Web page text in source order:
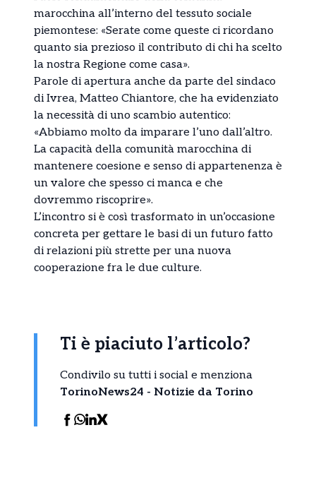
marocchina all’interno del tessuto sociale
piemontese: «Serate come queste ci ricordano
quanto sia prezioso il contributo di chi ha scelto
la nostra Regione come casa».
Parole di apertura anche da parte del sindaco
di Ivrea, Matteo Chiantore, che ha evidenziato
la necessità di uno scambio autentico:
«Abbiamo molto da imparare l’uno dall’altro.
La capacità della comunità marocchina di
mantenere coesione e senso di appartenenza è
un valore che spesso ci manca e che
dovremmo riscoprire».
L’incontro si è così trasformato in un’occasione
concreta per gettare le basi di un futuro fatto
di relazioni più strette per una nuova
cooperazione fra le due culture.
Ti è piaciuto l’articolo?
Condivilo su tutti i social e menziona
TorinoNews24 - Notizie da Torino